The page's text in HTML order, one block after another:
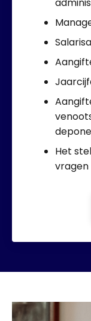
Het
vragen